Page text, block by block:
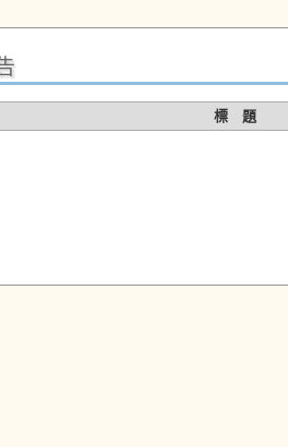
標 題